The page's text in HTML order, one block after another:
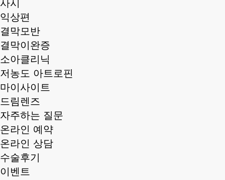
사시
익상편
결막모반
결막이완증
소아클리닉
저농도 아트로핀
마이사이트
드림렌즈
자주하는 질문
온라인 예약
온라인 상담
수술후기
이벤트